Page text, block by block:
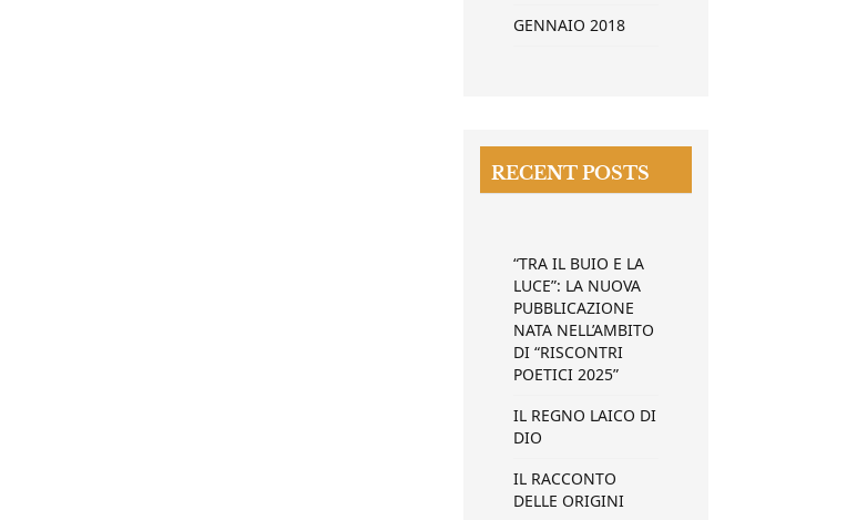
GENNAIO 2018
RECENT POSTS
“TRA IL BUIO E LA
LUCE”: LA NUOVA
PUBBLICAZIONE
NATA NELL’AMBITO
DI “RISCONTRI
POETICI 2025”
IL REGNO LAICO DI
DIO
IL RACCONTO
DELLE ORIGINI